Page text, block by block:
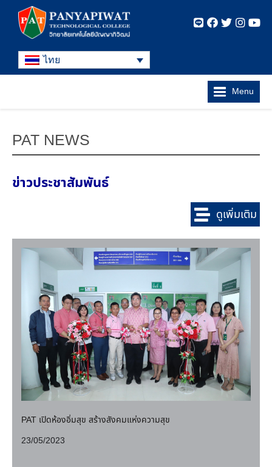
ไทย
Menu
PAT NEWS
PAT เปิดห้องอิ่มสุข สร้างสังคมแห่งความสุข
23/05/2023
ข่าวประชาสัมพันธ์
ดูเพิ่มเติม